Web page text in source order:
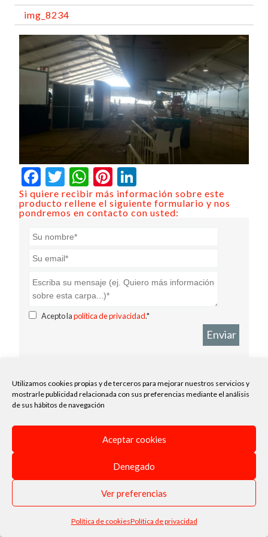
Utilizamos cookies propias y de terceros para mejorar nuestros servicios y
mostrarle publicidad relacionada con sus preferencias mediante el análisis
de sus hábitos de navegación
Aceptar cookies
Denegado
Ver preferencias
Política de cookiesPolítica de privacidad
img_8234
Facebook
Twitter
WhatsApp
Pinterest
Si quiere recibir más información sobre este
producto rellene el siguiente formulario y nos
pondremos en contacto con usted:
Acepto lapolítica de privacidad.*
Enviar